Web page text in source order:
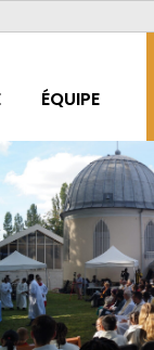
ÉQUIPE